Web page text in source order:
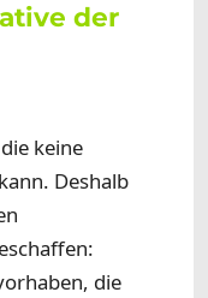
der
keine
Deshalb
die